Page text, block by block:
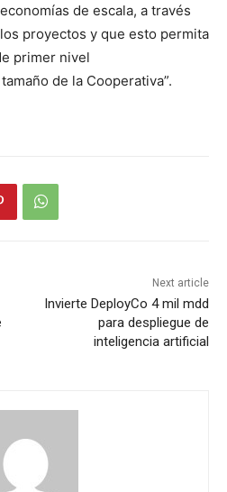
de escala, a través
proyectos y que esto permita
primer nivel
de la Cooperativa”.
Next article
Invierte DeployCo 4 mil mdd
para despliegue de
inteligencia artificial